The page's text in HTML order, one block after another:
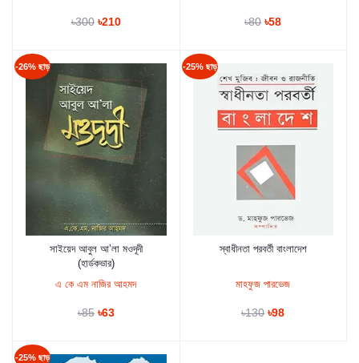
৳300 ৳210 ৳80 ৳58
-26% ছাড়
কার্টে যুক্ত করুন
সাইয়েদ আবুল আ’লা মওদূদী
(হার্ডকভার)
এ কে এম নাজির আহমদ
৳85 ৳63
-25% ছাড়
কার্টে যুক্ত করুন
স্বাধীনতা পরবর্তী বাংলাদেশ
মাহফুজ পারভেজ
৳130 ৳98
-25% ছাড়